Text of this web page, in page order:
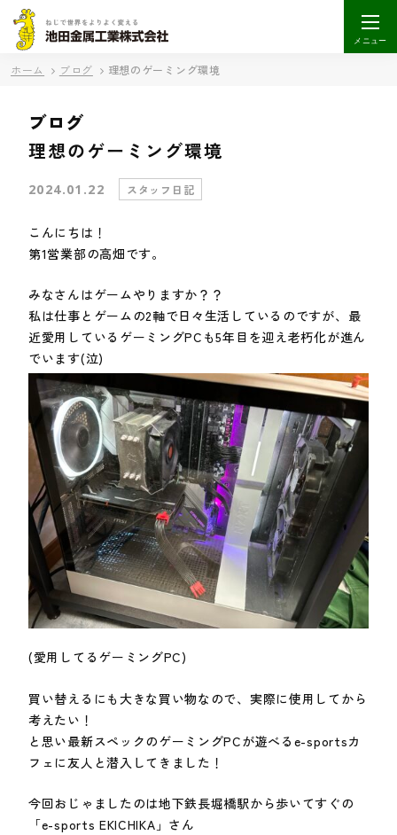
メニュー
ホーム ブログ 理想のゲーミング環境
ブログ
理想のゲーミング環境
2024.01.22 スタッフ日記
こんにちは！
第1営業部の高畑です。
みなさんはゲームやりますか？？
私は仕事とゲームの2軸で日々生活しているのですが、最
近愛用しているゲーミングPCも5年目を迎え老朽化が進ん
でいます(泣)
(愛用してるゲーミングPC)
買い替えるにも大きな買い物なので、実際に使用してから
考えたい！
と思い最新スペックのゲーミングPCが遊べるe-sportsカ
フェに友人と潜入してきました！
今回おじゃましたのは地下鉄長堀橋駅から歩いてすぐの
「e-sports EKICHIKA」さん